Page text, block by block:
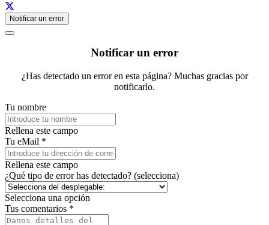
Notificar un error
Notificar un error
¿Has detectado un error en esta página? Muchas gracias por
notificarlo.
Tu nombre
Rellena este campo
Tu eMail *
Rellena este campo
¿Qué tipo de error has detectado? (selecciona)
Selecciona una opción
Tus comentarios *